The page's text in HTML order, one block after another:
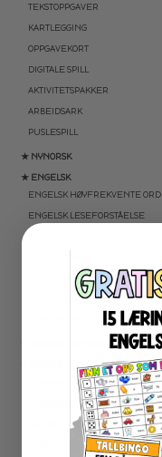
TEKSTOPPGAVER
KARTLEGGING
OPPGAVEKORT
DIGITALE SPILL
AKTIVITETSPAKKER
ARBEIDSARK
PUSLESPILL
★ NYNORSK
★ ENGELSK
ENGELSK HØYFREKVENTE ORD
ENGELSK LESEFORSTÅELSE
ENGELSK GRAMATIKK
ENGELSK ORD- OG BEGREPER
ENGELSK MUNTLIG
★ NORDSAMISK MATERIELL
PROGRAMMERING
LESEKORT FAKTA
FAKTASERIE LESING